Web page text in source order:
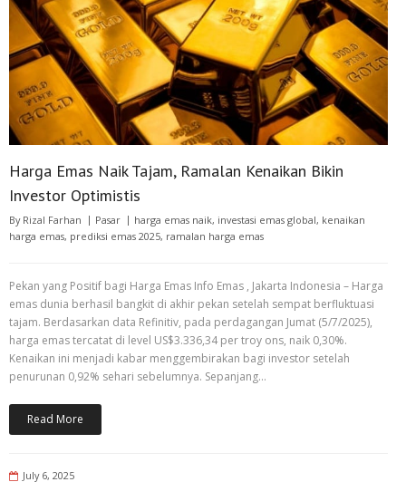
Harga Emas Naik Tajam, Ramalan Kenaikan Bikin
Investor Optimistis
By Rizal Farhan Pasar harga emas naik, investasi emas global, kenaikan
harga emas, prediksi emas 2025, ramalan harga emas
Pekan yang Positif bagi Harga Emas Info Emas , Jakarta Indonesia – Harga
emas dunia berhasil bangkit di akhir pekan setelah sempat berfluktuasi
tajam. Berdasarkan data Refinitiv, pada perdagangan Jumat (5/7/2025),
harga emas tercatat di level US$3.336,34 per troy ons, naik 0,30%.
Kenaikan ini menjadi kabar menggembirakan bagi investor setelah
penurunan 0,92% sehari sebelumnya. Sepanjang…
Read More
July 6, 2025